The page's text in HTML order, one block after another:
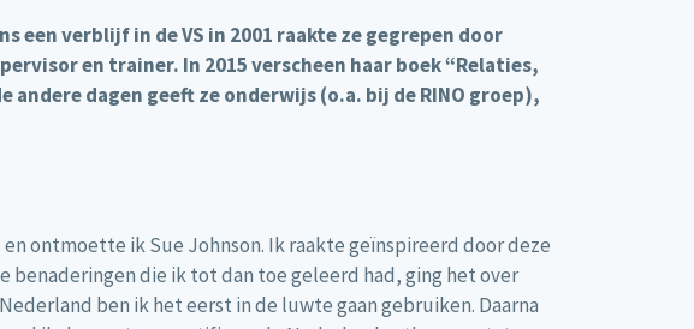
verblijf in de VS in 2001 raakte ze gegrepen door
en trainer. In 2015 verscheen haar boek “Relaties,
andere dagen geeft ze onderwijs (o.a. bij de RINO groep),
en ontmoette ik Sue Johnson. Ik raakte geïnspireerd door deze
benaderingen die ik tot dan toe geleerd had, ging het over
ben ik het eerst in de luwte gaan gebruiken. Daarna